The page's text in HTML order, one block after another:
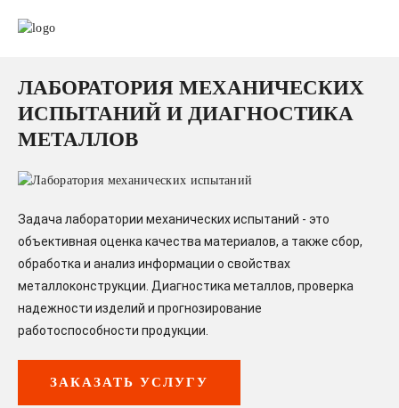
ЛАБОРАТОРИЯ МЕХАНИЧЕСКИХ
ИСПЫТАНИЙ И ДИАГНОСТИКА
МЕТАЛЛОВ
Задача лаборатории механических испытаний - это
объективная оценка качества материалов, а также сбор,
обработка и анализ информации о свойствах
металлоконструкции. Диагностика металлов, проверка
надежности изделий и прогнозирование
работоспособности продукции.
ЗАКАЗАТЬ УСЛУГУ